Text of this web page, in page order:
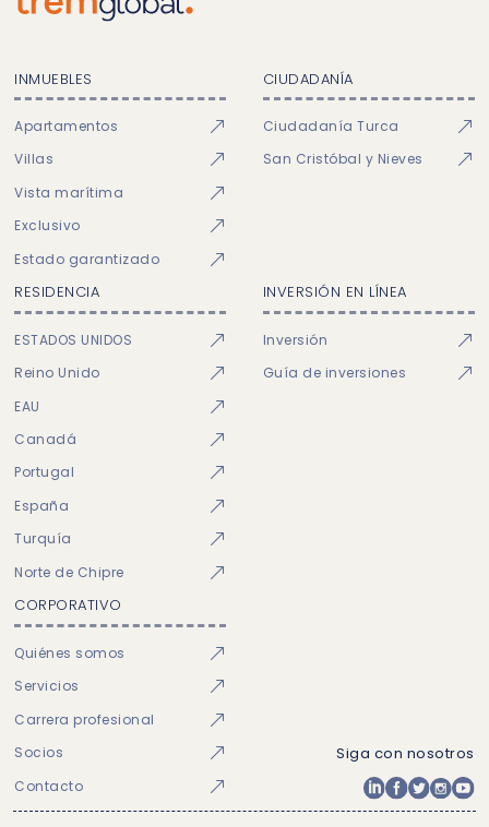
INMUEBLES
Apartamentos
Villas
Vista marítima
Exclusivo
Estado garantizado
CIUDADANÍA
Ciudadanía Turca
San Cristóbal y Nieves
RESIDENCIA
ESTADOS UNIDOS
Reino Unido
EAU
Canadá
Portugal
España
Turquía
Norte de Chipre
INVERSIÓN EN LÍNEA
Inversión
Guía de inversiones
CORPORATIVO
Quiénes somos
Servicios
Carrera profesional
Socios
Contacto
Siga con nosotros